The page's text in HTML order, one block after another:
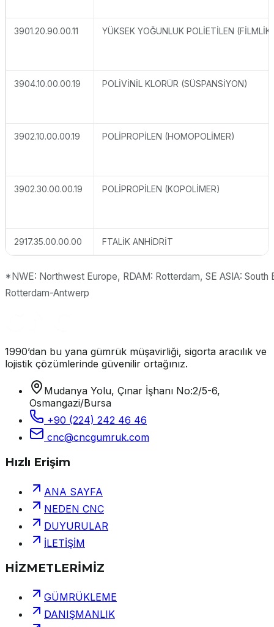
3901.20.90.00.11 YÜKSEK YOĞUNLUK POLİETİLEN (FİLMLİK)
3904.10.00.00.19 POLİVİNİL KLORÜR (SÜSPANSİYON)
3902.10.00.00.19 POLİPROPİLEN (HOMOPOLİMER)
3902.30.00.00.19 POLİPROPİLEN (KOPOLİMER)
2917.35.00.00.00 FTALİK ANHİDRİT
*NWE: Northwest Europe, RDAM: Rotterdam, SE ASIA:
Rotterdam-Antwerp
1990’dan bu yana gümrük müşavirliği, sigorta aracılık ve
lojistik çözümlerinde güvenilir ortağınız.
Mudanya Yolu, Çınar İşhanı No:2/5-6,
Osmangazi/Bursa
+90 (224) 242 46 46
cnc@cncgumruk.com
Hızlı Erişim
ANA SAYFA
NEDEN CNC
DUYURULAR
İLETİŞİM
HİZMETLERİMİZ
GÜMRÜKLEME
DANIŞMANLIK